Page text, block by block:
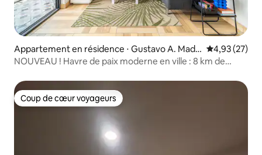
Appartement en résidence ⋅ Gustavo A. Made
ro
Évaluation
4,93 (27)
NOUVEAU ! Havre de paix moderne en ville : 8 km de
Coup de cœur voyageurs
Coup de cœur voyageurs